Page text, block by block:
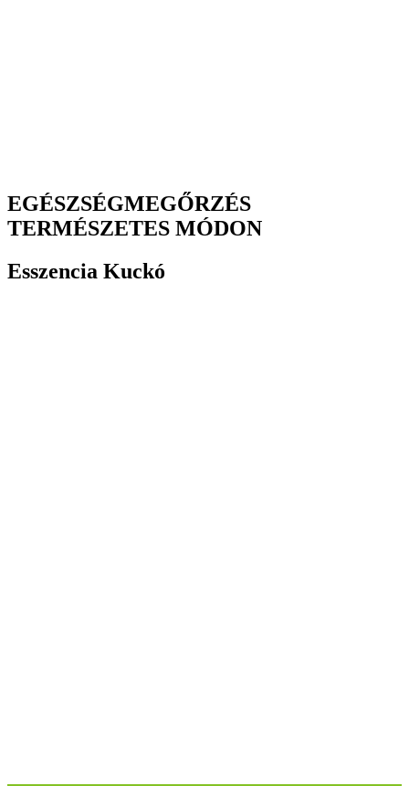
EGÉSZSÉGMEGŐRZÉS
TERMÉSZETES MÓDON
Esszencia Kuckó